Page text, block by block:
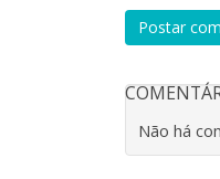
Postar
Não há